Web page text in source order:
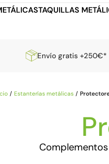
TAQUILLAS
Envío gratis +250€*
Estanterías metálicas